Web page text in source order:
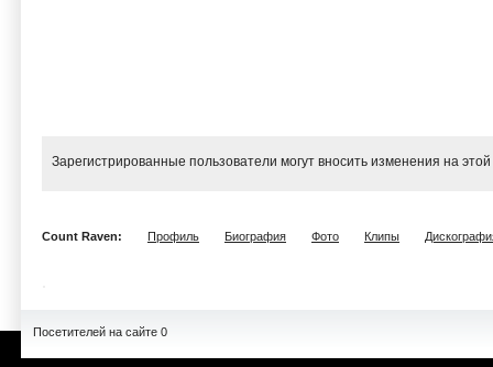
Зарегистрированные пользователи могут вносить изменения на
Count Raven: Профиль Биография Фото Клипы
Посетителей на сайте 0